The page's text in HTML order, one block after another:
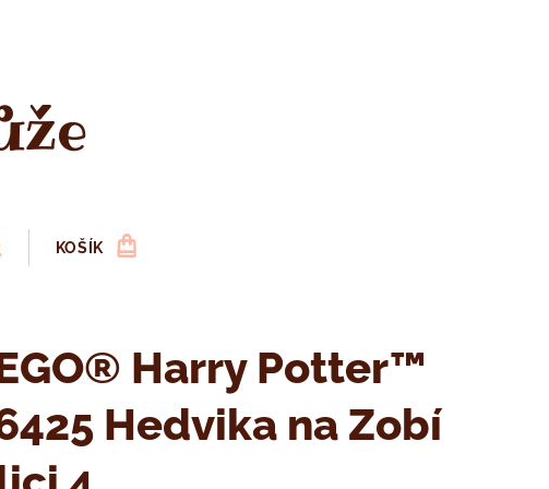
KOŠÍK
Harry Potter™
Hedvika na Zobí